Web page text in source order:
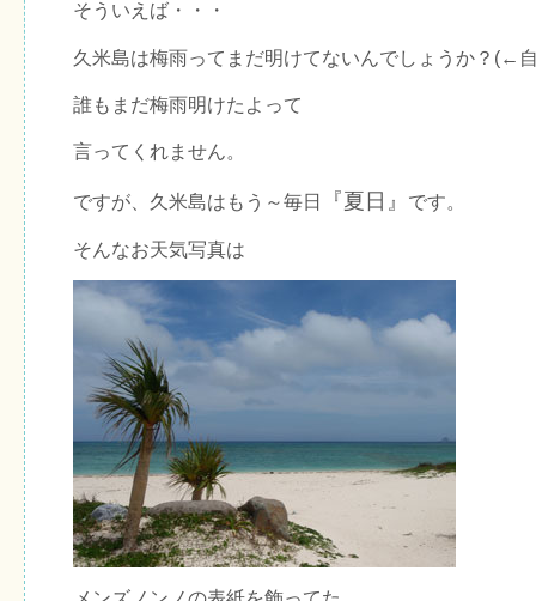
そういえば・・・
久米島は梅雨ってまだ明けてないんでしょうか？(←
誰もまだ梅雨明けたよって
言ってくれません。
ですが、久米島はもう～毎日 『夏日』 です。
そんなお天気写真は